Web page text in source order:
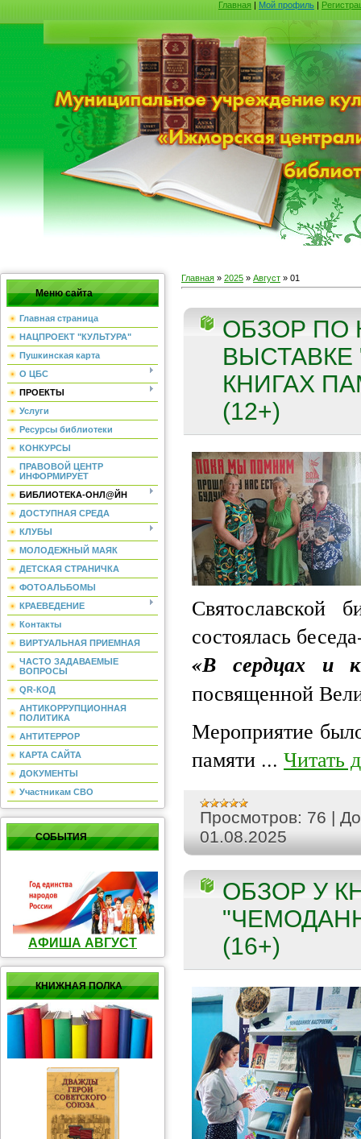
Главная | Мой профиль |
Меню сайта
Главная страница
НАЦПРОЕКТ "КУЛЬТУРА"
Пушкинская карта
О ЦБС
ПРОЕКТЫ
Услуги
Ресурсы библиотеки
КОНКУРСЫ
ПРАВОВОЙ ЦЕНТР
ИНФОРМИРУЕТ
БИБЛИОТЕКА-ОНЛ@ЙН
ДОСТУПНАЯ СРЕДА
КЛУБЫ
МОЛОДЕЖНЫЙ МАЯК
ДЕТСКАЯ СТРАНИЧКА
ФОТОАЛЬБОМЫ
КРАЕВЕДЕНИЕ
Контакты
ВИРТУАЛЬНАЯ ПРИЕМНАЯ
ЧАСТО ЗАДАВАЕМЫЕ
ВОПРОСЫ
QR-КОД
АНТИКОРРУПЦИОННАЯ
ПОЛИТИКА
АНТИТЕРРОР
КАРТА САЙТА
ДОКУМЕНТЫ
Участникам СВО
СОБЫТИЯ
АФИША АВГУСТ
КНИЖНАЯ ПОЛКА
Главная » 2025 » Август » 01
ОБЗОР ПО
ВЫСТАВКЕ
КНИГАХ
(12+)
Святославской
состоялась
«В сердцах и
посвященной
Мероприятие
памяти ... Читать
Просмотров: 76 |
01.08.2025
ОБЗОР У
(16+)